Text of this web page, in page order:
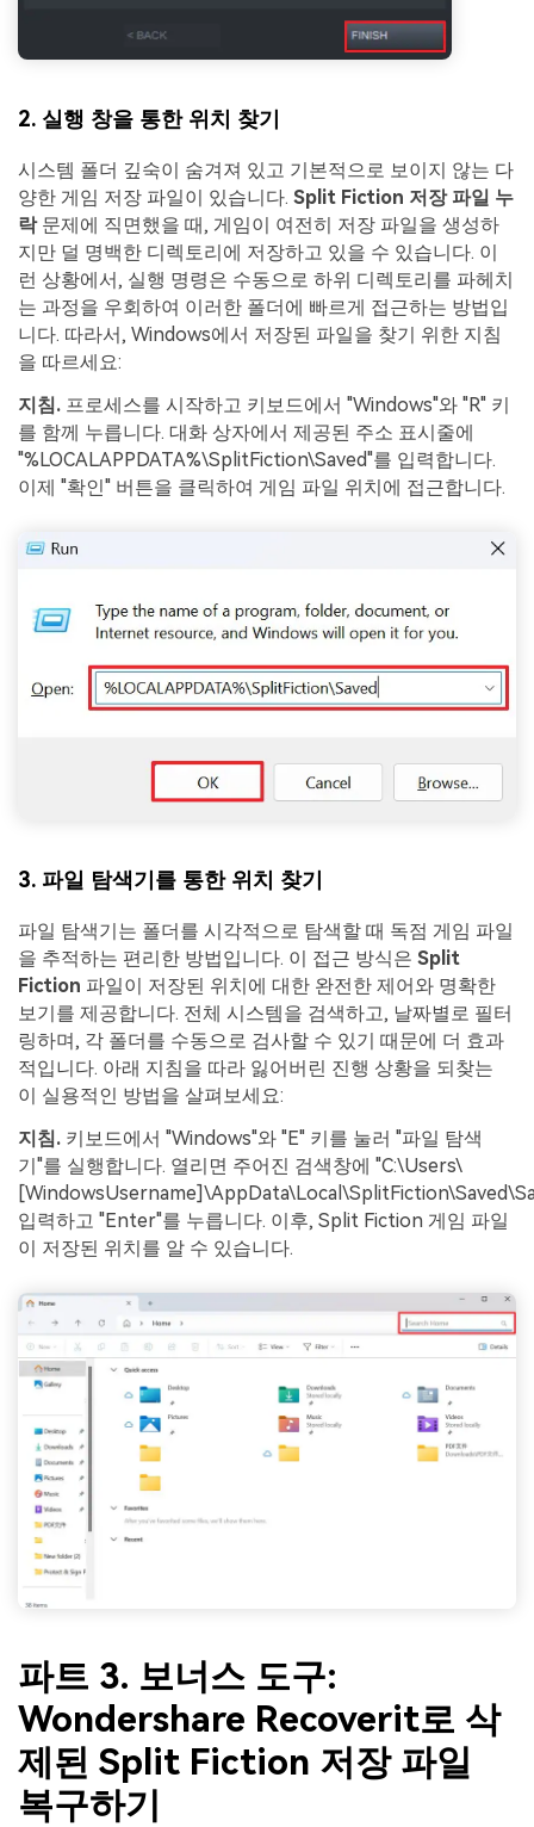
2. 실행 창을 통한 위치 찾기
시스템 폴더 깊숙이 숨겨져 있고 기본적으로 보이지 않는 다
양한 게임 저장 파일이 있습니다. Split Fiction 저장 파일 누
락문제에 직면했을 때, 게임이 여전히 저장 파일을 생성하
지만 덜 명백한 디렉토리에 저장하고 있을 수 있습니다. 이
런 상황에서, 실행 명령은 수동으로 하위 디렉토리를 파헤치
는 과정을 우회하여 이러한 폴더에 빠르게 접근하는 방법입
니다. 따라서, Windows에서 저장된 파일을 찾기 위한 지침
을 따르세요:
지침. 프로세스를 시작하고 키보드에서 "Windows"와 "R" 키
를 함께 누릅니다. 대화 상자에서 제공된 주소 표시줄에
"%LOCALAPPDATA%\SplitFiction\Saved"를 입력합니다.
이제 "확인" 버튼을 클릭하여 게임 파일 위치에 접근합니다.
3. 파일 탐색기를 통한 위치 찾기
파일 탐색기는 폴더를 시각적으로 탐색할 때 독점 게임 파일
을 추적하는 편리한 방법입니다. 이 접근 방식은 Split
Fiction 파일이 저장된 위치에 대한 완전한 제어와 명확한
보기를 제공합니다. 전체 시스템을 검색하고, 날짜별로 필터
링하며, 각 폴더를 수동으로 검사할 수 있기 때문에 더 효과
적입니다. 아래 지침을 따라 잃어버린 진행 상황을 되찾는
이 실용적인 방법을 살펴보세요:
지침. 키보드에서 "Windows"와 "E" 키를 눌러 "파일 탐색
기"를 실행합니다. 열리면 주어진 검색창에 "C:\Users\
입력하고 "Enter"를 누릅니다. 이후, Split Fiction 게임 파일
이 저장된 위치를 알 수 있습니다.
파트 3. 보너스 도구:
Wondershare Recoverit로 삭
제된 Split Fiction 저장 파일
복구하기